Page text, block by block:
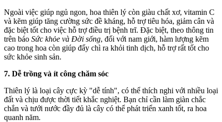
Ngoài việc giúp ngủ ngon, hoa thiên lý còn giàu chất xơ, vitamin C
và kẽm giúp tăng cường sức đề kháng, hỗ trợ tiêu hóa, giảm cân và
đặc biệt tốt cho việc hỗ trợ điều trị bệnh trĩ. Đặc biệt, theo thông tin
trên báo Sức khỏe và Đời sống, đối với nam giới, hàm lượng kẽm
cao trong hoa còn giúp đẩy chì ra khỏi tinh dịch, hỗ trợ rất tốt cho
sức khỏe sinh sản.
7. Dễ trồng và ít công chăm sóc
Thiên lý là loại cây cực kỳ "dễ tính", có thể thích nghi với nhiều loại
đất và chịu được thời tiết khắc nghiệt. Bạn chỉ cần làm giàn chắc
chắn và tưới nước đầy đủ là cây có thể phát triển xanh tốt, ra hoa
quanh năm.